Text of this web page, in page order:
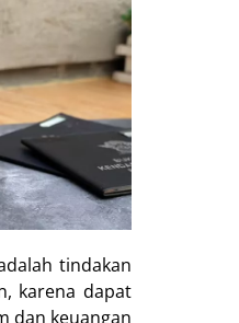
tindakan
karena dapat
dan keuangan